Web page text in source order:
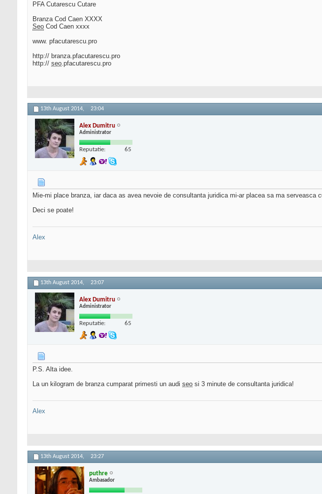
PFA Cutarescu Cutare
Branza Cod Caen XXXX
Seo Cod Caen xxxx
www. pfacutarescu.pro
http:// branza.pfacutarescu.pro
http:// seo.pfacutarescu.pro
13th August 2014, 23:04
Alex Dumitru
Administrator
Reputatie: 65
Mie-mi place branza, iar daca as avea nevoie de consultanta juridica mi-ar placea sa ma serveasca
Deci se poate!
Alex
13th August 2014, 23:07
Alex Dumitru
Administrator
Reputatie: 65
P.S. Alta idee.
La un kilogram de branza cumparat primesti un audi seo si 3 minute de consultanta juridica!
Alex
13th August 2014, 23:27
puthre
Ambasador